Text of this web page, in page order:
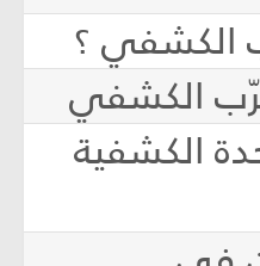
الكشفي ؟
الكشفي
الكشفية